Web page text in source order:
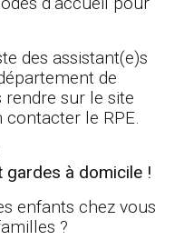
des assistant(e)s
de
rendre sur le site
contacter le RPE.
gardes à domicile !
enfants chez vous
?